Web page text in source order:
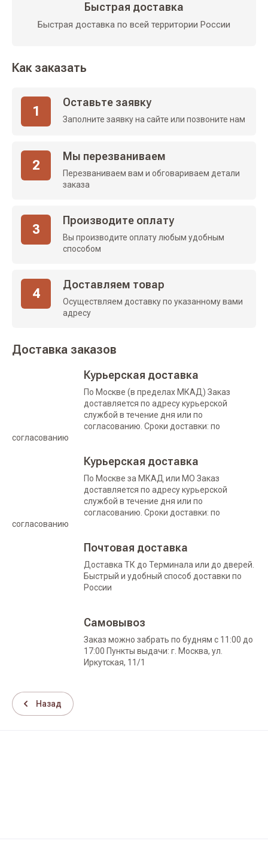
Быстрая доставка
Быстрая доставка по всей территории России
Как заказать
1
Оставьте заявку
Заполните заявку на сайте или позвоните нам
2
Мы перезваниваем
Перезваниваем вам и обговариваем детали
заказа
3
Производите оплату
Вы производите оплату любым удобным
способом
4
Доставляем товар
Осуществляем доставку по указанному вами
адресу
Доставка заказов
Курьерская доставка
По Москве (в пределах МКАД) Заказ
доставляется по адресу курьерской
службой в течение дня или по
согласованию. Сроки доставки: по
согласованию
Курьерская доставка
По Москве за МКАД или МО Заказ
доставляется по адресу курьерской
службой в течение дня или по
согласованию. Сроки доставки: по
согласованию
Почтовая доставка
Доставка ТК до Терминала или до дверей.
Быстрый и удобный способ доставки по
России
Самовывоз
Заказ можно забрать по будням с 11:00 до
17:00 Пункты выдачи: г. Москва, ул.
Иркутская, 11/1
Назад